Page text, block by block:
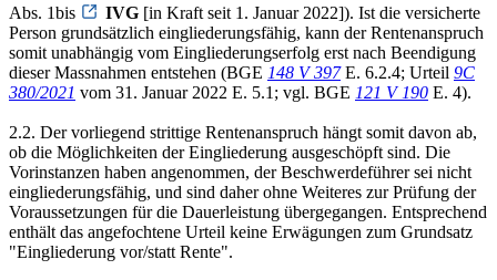
Abs. 1bis
IVG [in Kraft seit 1. Januar 2022]). Ist die versicherte
Person grundsätzlich eingliederungsfähig, kann der Rentenanspruch
somit unabhängig vom Eingliederungserfolg erst nach Beendigung
dieser Massnahmen entstehen (BGE 148 V 397E. 6.2.4; Urteil 9C
380/2021 vom 31. Januar 2022 E. 5.1; vgl. BGE 121 V 190 E. 4).
2.2. Der vorliegend strittige Rentenanspruch hängt somit davon ab,
ob die Möglichkeiten der Eingliederung ausgeschöpft sind. Die
Vorinstanzen haben angenommen, der Beschwerdeführer sei nicht
eingliederungsfähig, und sind daher ohne Weiteres zur Prüfung der
Voraussetzungen für die Dauerleistung übergegangen. Entsprechend
enthält das angefochtene Urteil keine Erwägungen zum Grundsatz
"Eingliederung vor/statt Rente".